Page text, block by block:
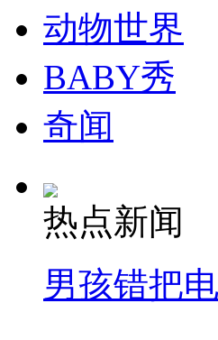
安徽一实载49人客车翻车
走！跟着总书记去植树
纽约上演“枕头大战”
动物世界
BABY秀
奇闻
热点新闻
男孩错把